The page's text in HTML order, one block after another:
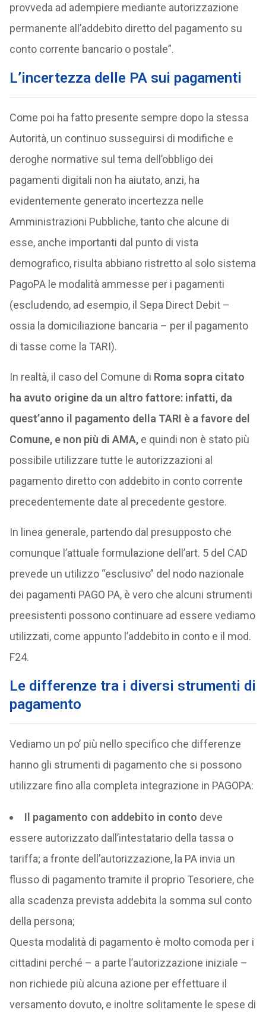
provveda ad adempiere mediante autorizzazione
permanente all’addebito diretto del pagamento su
conto corrente bancario o postale”.
L’incertezza delle PA sui pagamenti
Come poi ha fatto presente sempre dopo la stessa
Autorità, un continuo susseguirsi di modifiche e
deroghe normative sul tema dell’obbligo dei
pagamenti digitali non ha aiutato, anzi, ha
evidentemente generato incertezza nelle
Amministrazioni Pubbliche, tanto che alcune di
esse, anche importanti dal punto di vista
demografico, risulta abbiano ristretto al solo sistema
PagoPA le modalità ammesse per i pagamenti
(escludendo, ad esempio, il Sepa Direct Debit –
ossia la domiciliazione bancaria – per il pagamento
di tasse come la TARI).
In realtà, il caso del Comune di Roma sopra citato
ha avuto origine da un altro fattore: infatti, da
quest’anno il pagamento della TARI è a favore del
Comune, e non più di AMA,e quindi non è stato più
possibile utilizzare tutte le autorizzazioni al
pagamento diretto con addebito in conto corrente
precedentemente date al precedente gestore.
In linea generale, partendo dal presupposto che
comunque l’attuale formulazione dell’art. 5 del CAD
prevede un utilizzo “esclusivo” del nodo nazionale
dei pagamenti PAGO PA, è vero che alcuni strumenti
preesistenti possono continuare ad essere vediamo
utilizzati, come appunto l’addebito in conto e il mod.
F24.
Le differenze tra i diversi strumenti di
pagamento
Vediamo un po’ più nello specifico che differenze
hanno gli strumenti di pagamento che si possono
utilizzare fino alla completa integrazione in PAGOPA:
Il pagamento con addebito in conto deve
essere autorizzato dall’intestatario della tassa o
tariffa; a fronte dell’autorizzazione, la PA invia un
flusso di pagamento tramite il proprio Tesoriere, che
alla scadenza prevista addebita la somma sul conto
della persona;
Questa modalità di pagamento è molto comoda per i
cittadini perché – a parte l’autorizzazione iniziale –
non richiede più alcuna azione per effettuare il
versamento dovuto, e inoltre solitamente le spese di